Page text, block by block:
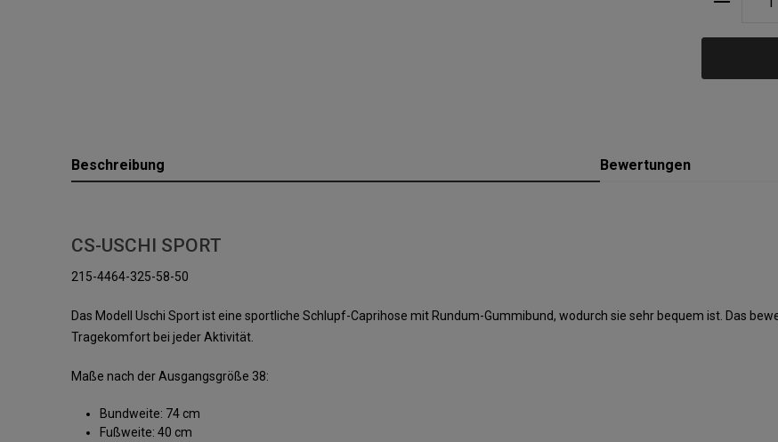
Beschreibung Bewertungen
CS-USCHI SPORT
215-4464-325-58-50
Das Modell Uschi Sport ist eine sportliche Schlupf-Caprihose mit Rundum-Gummibund, wodurch sie sehr bequem ist. Das
Tragekomfort bei jeder Aktivität.
Maße nach der Ausgangsgröße 38:
Bundweite: 74 cm
Fußweite: 40 cm